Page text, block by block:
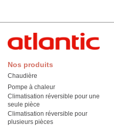
Nos produits
Chaudière
Pompe à chaleur
Climatisation réversible pour une
seule pièce
Climatisation réversible pour
plusieurs pièces